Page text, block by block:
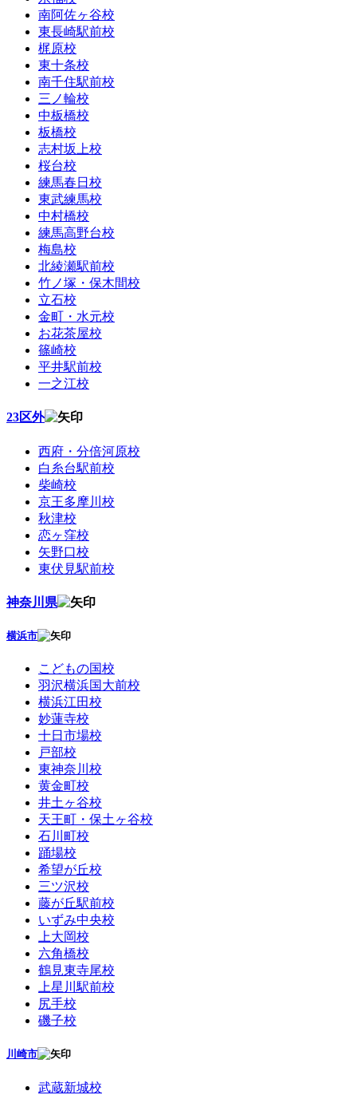
南阿佐ヶ谷校
東長崎駅前校
梶原校
東十条校
南千住駅前校
三ノ輪校
中板橋校
板橋校
志村坂上校
桜台校
練馬春日校
東武練馬校
中村橋校
練馬高野台校
梅島校
北綾瀬駅前校
竹ノ塚・保木間校
立石校
金町・水元校
お花茶屋校
篠崎校
平井駅前校
一之江校
23区外
西府・分倍河原校
白糸台駅前校
柴崎校
京王多摩川校
秋津校
恋ヶ窪校
矢野口校
東伏見駅前校
神奈川県
横浜市
こどもの国校
羽沢横浜国大前校
横浜江田校
妙蓮寺校
十日市場校
戸部校
東神奈川校
黄金町校
井土ヶ谷校
天王町・保土ヶ谷校
石川町校
踊場校
希望が丘校
三ツ沢校
藤が丘駅前校
いずみ中央校
上大岡校
六角橋校
鶴見東寺尾校
上星川駅前校
尻手校
磯子校
川崎市
武蔵新城校